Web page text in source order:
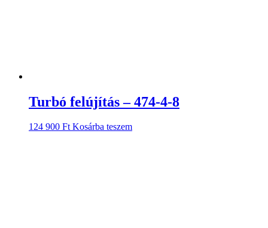
Turbó felújítás – 474-4-8
124 900 Ft Kosárba teszem